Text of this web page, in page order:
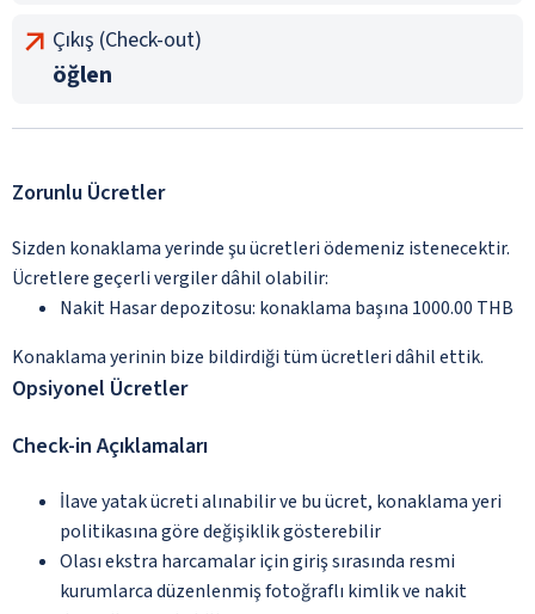
Çıkış (Check-out)
öğlen
Zorunlu Ücretler
Sizden konaklama yerinde şu ücretleri ödemeniz istenecektir.
Ücretlere geçerli vergiler dâhil olabilir:
Nakit Hasar depozitosu: konaklama başına 1000.00 THB
Konaklama yerinin bize bildirdiği tüm ücretleri dâhil ettik.
Opsiyonel Ücretler
Check-in Açıklamaları
İlave yatak ücreti alınabilir ve bu ücret, konaklama yeri
politikasına göre değişiklik gösterebilir
Olası ekstra harcamalar için giriş sırasında resmi
kurumlarca düzenlenmiş fotoğraflı kimlik ve nakit